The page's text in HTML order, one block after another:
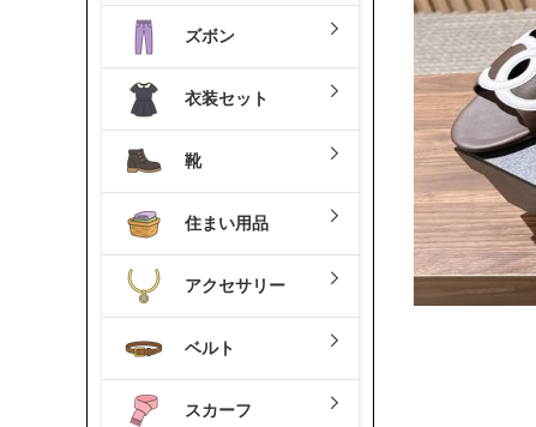
ズボン
衣装セット
靴
住まい用品
アクセサリー
ベルト
スカーフ